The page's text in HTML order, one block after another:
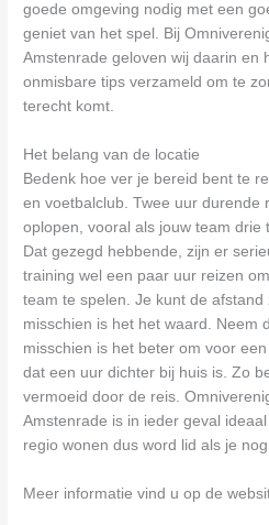
goede omgeving nodig met een
geniet van het spel. Bij
Amstenrade geloven wij daarin en
onmisbare tips verzameld om te
terecht komt.
Het belang van de locatie
Bedenk hoe ver je bereid bent te
en voetbalclub. Twee uur durende
oplopen, vooral als jouw team drie
Dat gezegd hebbende, zijn er
training wel een paar uur reizen
team te spelen. Je kunt de
misschien is het het waard. Neem
misschien is het beter om voor
dat een uur dichter bij huis is. Zo
vermoeid door de reis.
Amstenrade is in ieder geval
regio wonen dus word lid als je
Meer informatie vind u op de